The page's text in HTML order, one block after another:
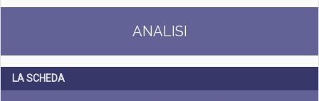
ANALISI
LA SCHEDA